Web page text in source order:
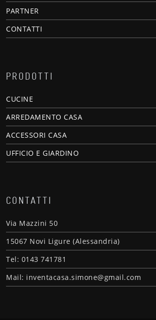
PARTNER
CONTATTI
PRODOTTI
CUCINE
ARREDAMENTO CASA
ACCESSORI CASA
UFFICIO E GIARDINO
CONTATTI
Via Mazzini 50
15067 Novi Ligure (Alessandria)
Tel: 0143 741781
Mail: inventacasa.simone@gmail.com